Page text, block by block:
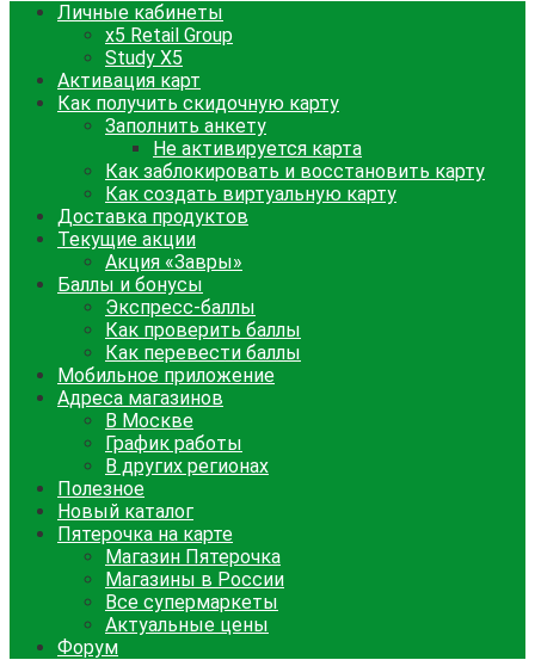
Личные кабинеты
x5 Retail Group
Study X5
Активация карт
Как получить скидочную карту
Заполнить анкету
Не активируется карта
Как заблокировать и восстановить карту
Как создать виртуальную карту
Доставка продуктов
Текущие акции
Акция «Завры»
Баллы и бонусы
Экспресс-баллы
Как проверить баллы
Как перевести баллы
Мобильное приложение
Адреса магазинов
В Москве
График работы
В других регионах
Полезное
Новый каталог
Пятерочка на карте
Магазин Пятерочка
Магазины в России
Все супермаркеты
Актуальные цены
Форум